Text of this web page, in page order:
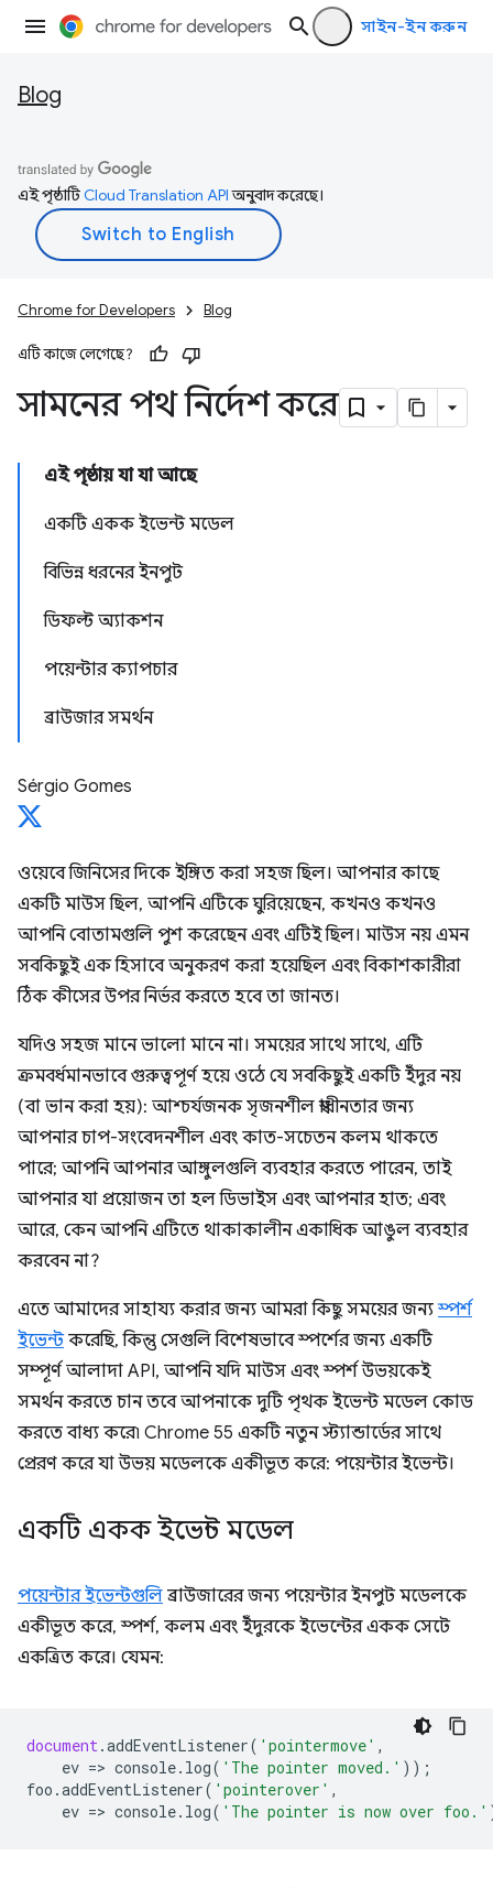
সাইন-ইন করুন
Blog
এই পৃষ্ঠাটিCloud Translation APIঅনুবাদ করেছে।
Chrome for Developers Blog
এটি কাজে লেগেছে?
সামনের পথ নির্দেশ করে
এই পৃষ্ঠায় যা যা আছে
একটি একক ইভেন্ট মডেল
বিভিন্ন ধরনের ইনপুট
ডিফল্ট অ্যাকশন
পয়েন্টার ক্যাপচার
ব্রাউজার সমর্থন
Sérgio Gomes
ওয়েবে জিনিসের দিকে ইঙ্গিত করা সহজ ছিল। আপনার কাছে
একটি মাউস ছিল, আপনি এটিকে ঘুরিয়েছেন, কখনও কখনও
আপনি বোতামগুলি পুশ করেছেন এবং এটিই ছিল। মাউস নয় এমন
সবকিছুই এক হিসাবে অনুকরণ করা হয়েছিল এবং বিকাশকারীরা
ঠিক কীসের উপর নির্ভর করতে হবে তা জানত।
যদিও সহজ মানে ভালো মানে না। সময়ের সাথে সাথে, এটি
ক্রমবর্ধমানভাবে গুরুত্বপূর্ণ হয়ে ওঠে যে সবকিছুই একটি ইঁদুর নয়
(বা ভান করা হয়): আশ্চর্যজনক সৃজনশীল স্বাধীনতার জন্য
আপনার চাপ-সংবেদনশীল এবং কাত-সচেতন কলম থাকতে
পারে; আপনি আপনার আঙ্গুলগুলি ব্যবহার করতে পারেন, তাই
আপনার যা প্রয়োজন তা হল ডিভাইস এবং আপনার হাত; এবং
আরে, কেন আপনি এটিতে থাকাকালীন একাধিক আঙুল ব্যবহার
করবেন না?
এতে আমাদের সাহায্য করার জন্য আমরা কিছু সময়ের জন্যস্পর্শ
ইভেন্টকরেছি, কিন্তু সেগুলি বিশেষভাবে স্পর্শের জন্য একটি
সম্পূর্ণ আলাদা API, আপনি যদি মাউস এবং স্পর্শ উভয়কেই
সমর্থন করতে চান তবে আপনাকে দুটি পৃথক ইভেন্ট মডেল কোড
করতে বাধ্য করে৷ Chrome 55 একটি নতুন স্ট্যান্ডার্ডের সাথে
প্রেরণ করে যা উভয় মডেলকে একীভূত করে: পয়েন্টার ইভেন্ট।
একটি একক ইভেন্ট মডেল
পয়েন্টার ইভেন্টগুলি ব্রাউজারের জন্য পয়েন্টার ইনপুট মডেলকে
একীভূত করে, স্পর্শ, কলম এবং ইঁদুরকে ইভেন্টের একক সেটে
একত্রিত করে। যেমন:
document.addEventListener( 'pointermove' ,
ev => console. log( 'The pointer moved.' ));
foo .addEventListener( 'pointerover' ,
ev => console. log( 'The pointer is now over foo.'